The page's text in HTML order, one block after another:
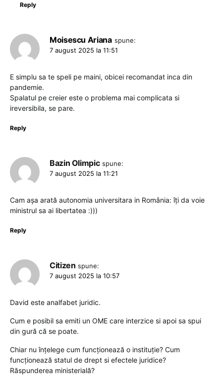
Reply
Moisescu Ariana spune:
7 august 2025 la 11:51
E simplu sa te speli pe maini, obicei recomandat inca din
pandemie.
Spalatul pe creier este o problema mai complicata si
ireversibila, se pare.
Reply
Bazin Olimpic spune:
7 august 2025 la 11:21
Cam așa arată autonomia universitara in România: îți da voie
ministrul sa ai libertatea :)))
Reply
Citizen spune:
7 august 2025 la 10:57
David este analfabet juridic.
Cum e posibil sa emiti un OME care interzice si apoi sa spui
din gură că se poate.
Chiar nu înțelege cum funcționează o instituție? Cum
funcționează statul de drept si efectele juridice?
Răspunderea ministerială?